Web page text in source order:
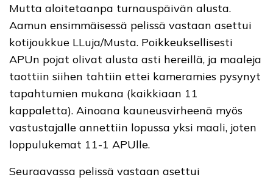
Mutta aloitetaanpa turnauspäivän alusta.
Aamun ensimmäisessä pelissä vastaan asettui
kotijoukkue LLuja/Musta. Poikkeuksellisesti
APUn pojat olivat alusta asti hereillä, ja maaleja
taottiin siihen tahtiin ettei kameramies pysynyt
tapahtumien mukana (kaikkiaan 11
kappaletta). Ainoana kauneusvirheenä myös
vastustajalle annettiin lopussa yksi maali, joten
loppulukemat 11-1 APUlle.
Seuraavassa pelissä vastaan asettui